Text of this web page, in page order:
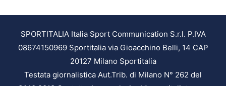
SPORTITALIA Italia Sport Communication S.r.l. P.IVA
08674150969 Sportitalia via Gioacchino Belli, 14 CAP
20127 Milano Sportitalia
Testata giornalistica Aut.Trib. di Milano N° 262 del